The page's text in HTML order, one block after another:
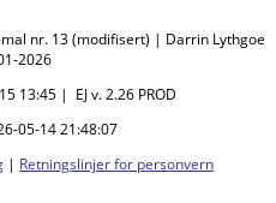
nr. 13 (modifisert) | Darrin Lythgoe
2026
13:45 | EJ v. 2.26 PROD
05-14 21:48:07
| Retningslinjer for personvern